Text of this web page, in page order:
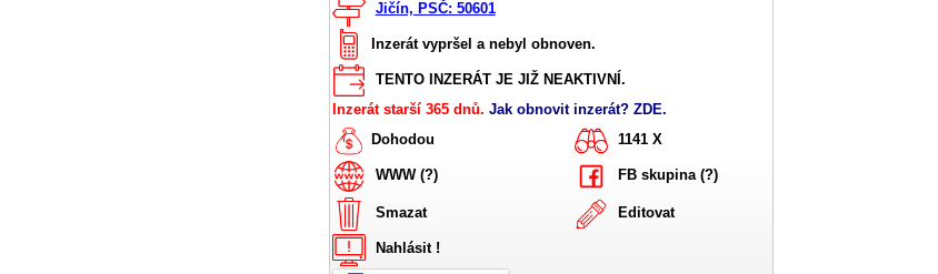
Jičín, PSČ: 50601
Inzerát vypršel a nebyl obnoven.
TENTO INZERÁT JE JIŽ NEAKTIVNÍ.
Inzerát starší 365 dnů. Jak obnovit inzerát? ZDE.
Dohodou
1141 X
WWW (?) FB skupina (?)
Smazat Editovat
Nahlásit !